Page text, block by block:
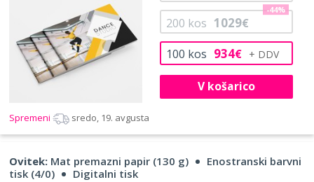
100 kos 934€
200 kos 1029€
-44%
V košarico
Spremeni sredo, 19. avgusta
Ovitek: Mat premazni papir (130 g)
Enostranski barvni
tisk (4/0)
Digitalni tisk